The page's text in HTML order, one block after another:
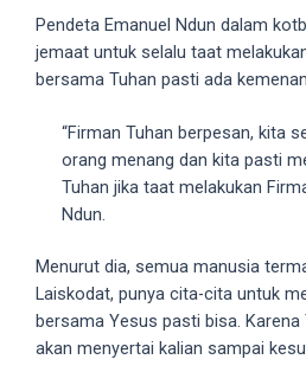
processed
working
You
can
also
use
Pendeta Emanuel Ndun dalam
jemaat untuk selalu taat
bersama Tuhan pasti ada
“Firman Tuhan berpesan, kita
orang menang dan kita pasti
Tuhan jika taat melakukan
Ndun.
Menurut dia, semua manusia
Laiskodat, punya cita-cita untuk
bersama Yesus pasti bisa. Karena
akan menyertai kalian sampai